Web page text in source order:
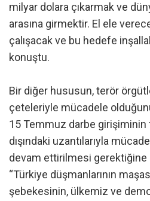
milyar dolara çıkarmak ve
arasına girmektir. El ele
çalışacak ve bu hedefe
konuştu.
Bir diğer hususun, terör
çeteleriyle mücadele
15 Temmuz darbe girişiminin
dışındaki uzantılarıyla
devam ettirilmesi gerektiğine
“Türkiye düşmanlarının
şebekesinin, ülkemiz ve